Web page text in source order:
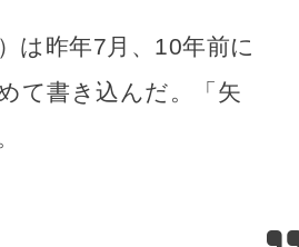
は昨年7月、10年前に
て書き込んだ。「矢